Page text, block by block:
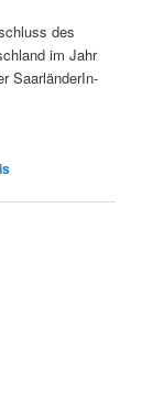
des
im Jahr
Saar­län­derIn­